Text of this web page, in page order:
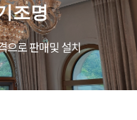
조명
으로 판매및 설치